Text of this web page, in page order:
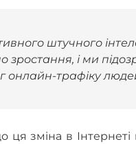
штучного
зростання, і ми
онлайн-трафіку
ця зміна в